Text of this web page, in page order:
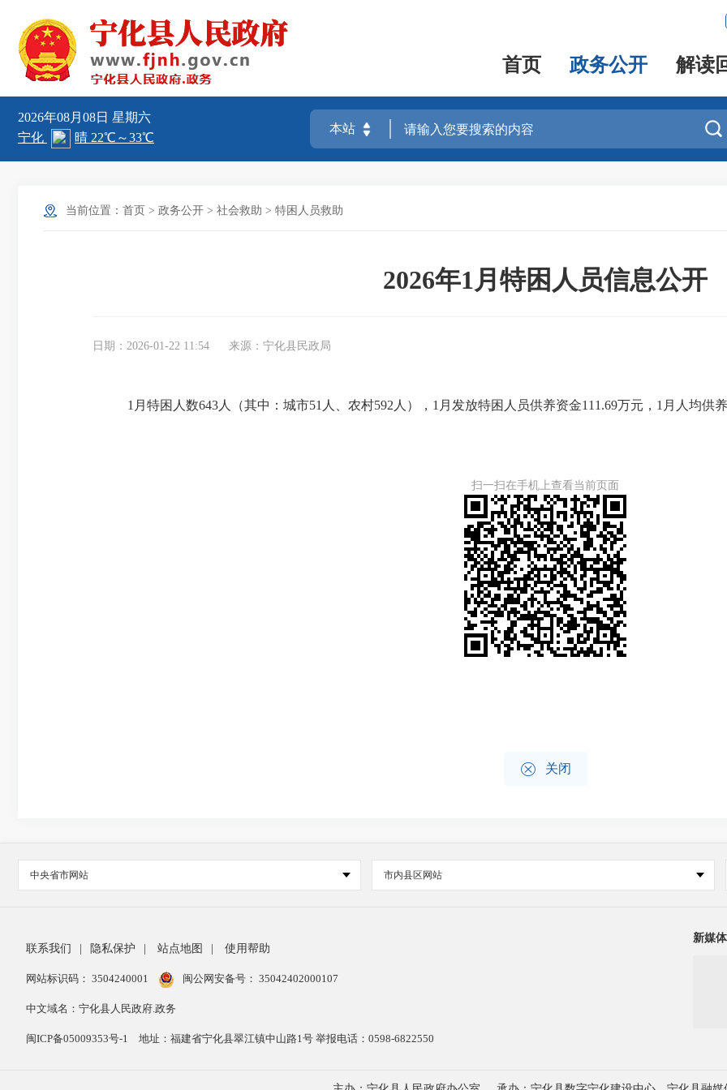
首页 政务公开 解读
2026年08月08日 星期六

当前位置： 首页 > 政务公开 > 社会救助 > 特困人员救助
2026年1月特困人员信息公开
日期：2026-01-22 11:54 来源：宁化县民政局
1月特困人 数643人（其中：城市51 人、农村592 人）， 1 月发放特困人员供养资金111.69万元， 1 月人均供
扫一扫在手机上查看当前页面
 关闭
中央省市网站 市内县区网站
联系我们 隐私保护 站点地图 使用帮助
网站标识码： 3504240001 闽公网安备号： 35042402000107
中文域名：宁化县人民政府.政务
闽ICP备05009353号-1 地址：福建省宁化县翠江镇中山路1号 举报电话：0598-6822550
新媒